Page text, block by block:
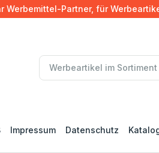
Partner, für
Impressum Datenschutz